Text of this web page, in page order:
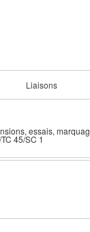
Liaisons
essais,
45/SC 1